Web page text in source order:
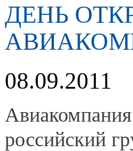
ДЕНЬ
08.09.2011
российский